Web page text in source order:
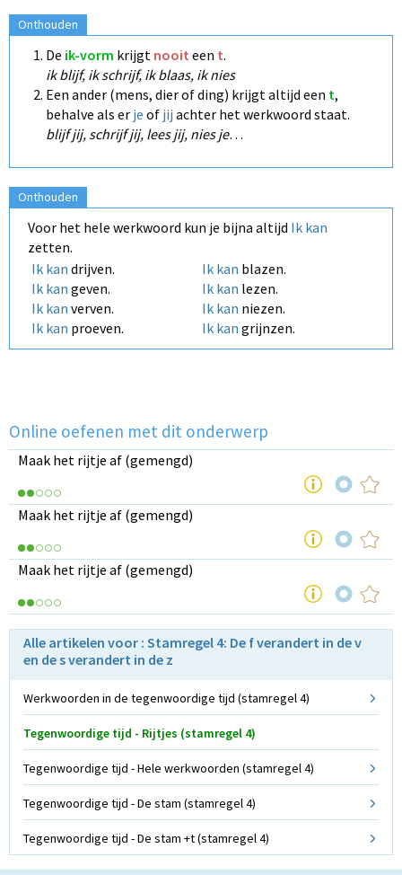
Onthouden
De ik-vorm krijgt nooit een t.
ik blijf, ik schrijf, ik blaas, ik nies
Een ander (mens, dier of ding) krijgt altijd een t,
behalve als er je of jij achter het werkwoord staat.
blijf jij, schrijf jij, lees jij, nies je…
Onthouden
Voor het hele werkwoord kun je bijna altijd Ik kan
zetten.
Ik kan drijven.
Ik kan geven.
Ik kan verven.
Ik kan proeven.
Ik kan blazen.
Ik kan lezen.
Ik kan niezen.
Ik kan grijnzen.
Online oefenen met dit onderwerp
Maak het rijtje af (gemengd)
Maak het rijtje af (gemengd)
Maak het rijtje af (gemengd)
Alle artikelen voor : Stamregel 4: De f verandert in de v
en de s verandert in de z
Werkwoorden in de tegenwoordige tijd (stamregel 4)
Tegenwoordige tijd - Rijtjes (stamregel 4)
Tegenwoordige tijd - Hele werkwoorden (stamregel 4)
Tegenwoordige tijd - De stam (stamregel 4)
Tegenwoordige tijd - De stam +t (stamregel 4)